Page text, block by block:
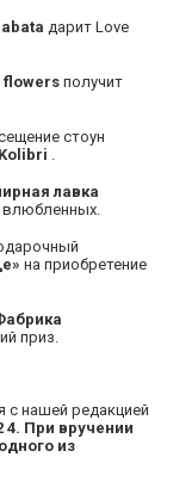
дарит Love
flowers получит
стоун
лавка
на приобретение
приз.
с нашей редакцией
4. При вручении
из